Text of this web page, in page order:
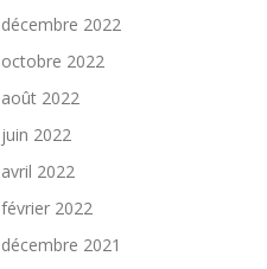
décembre 2022
octobre 2022
août 2022
juin 2022
avril 2022
février 2022
décembre 2021